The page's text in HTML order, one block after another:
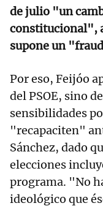
de julio "un
constitucional",
supone un
Por eso, Feijóo
del PSOE, sino
sensibilidades
"recapaciten"
Sánchez, dado
elecciones
programa. "No
ideológico que